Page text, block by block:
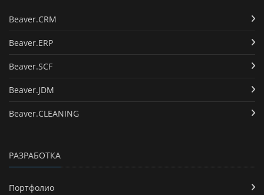
Beaver.CRM
Beaver.ERP
Beaver.SCF
Beaver.JDM
Beaver.CLEANING
РАЗРАБОТКА
Портфолио